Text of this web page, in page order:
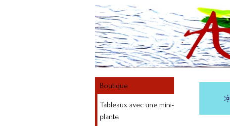
Boutique
Tableaux avec une mini-
plante